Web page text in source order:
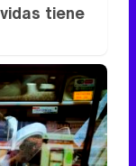
tiene